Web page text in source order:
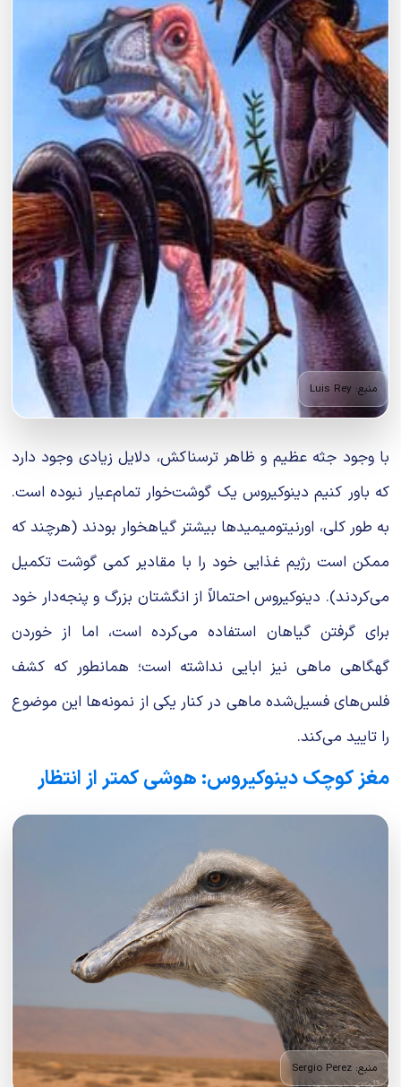
منبع: Luis Rey
با وجود جثه عظیم و ظاهر ترسناکش، دلایل زیادی وجود دارد
که باور کنیم دینوکیروس یک گوشت‌خوار تمام‌عیار نبوده است.
به طور کلی، اورنیتومیمیدها بیشتر گیاهخوار بودند (هرچند که
ممکن است رژیم غذایی خود را با مقادیر کمی گوشت تکمیل
می‌کردند). دینوکیروس احتمالاً از انگشتان بزرگ و پنجه‌دار خود
برای گرفتن گیاهان استفاده می‌کرده است، اما از خوردن
گهگاهی ماهی نیز ابایی نداشته است؛ همانطور که کشف
فلس‌های فسیل‌شده ماهی در کنار یکی از نمونه‌ها این موضوع
را تایید می‌کند.
مغز کوچک دینوکیروس: هوشی کمتر از انتظار
منبع: Sergio Perez